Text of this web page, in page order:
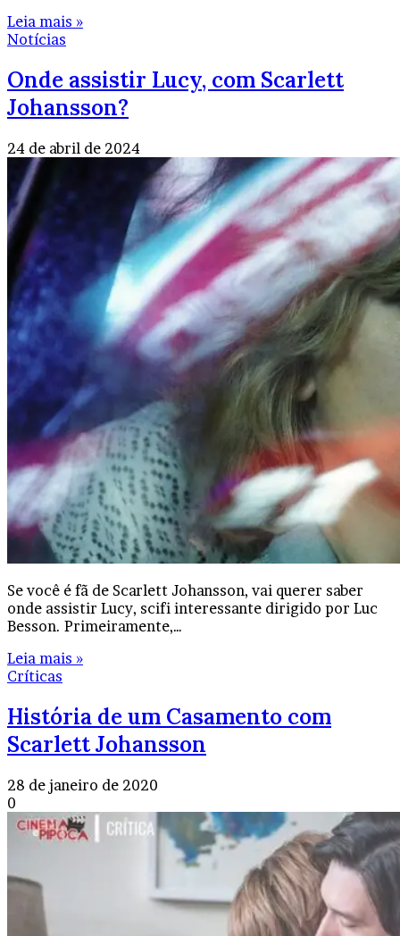
Leia mais »
Notícias
Onde assistir Lucy, com Scarlett
Johansson?
24 de abril de 2024
Se você é fã de Scarlett Johansson, vai querer saber
onde assistir Lucy, scifi interessante dirigido por Luc
Besson. Primeiramente,…
Leia mais »
Críticas
História de um Casamento com
Scarlett Johansson
28 de janeiro de 2020
0